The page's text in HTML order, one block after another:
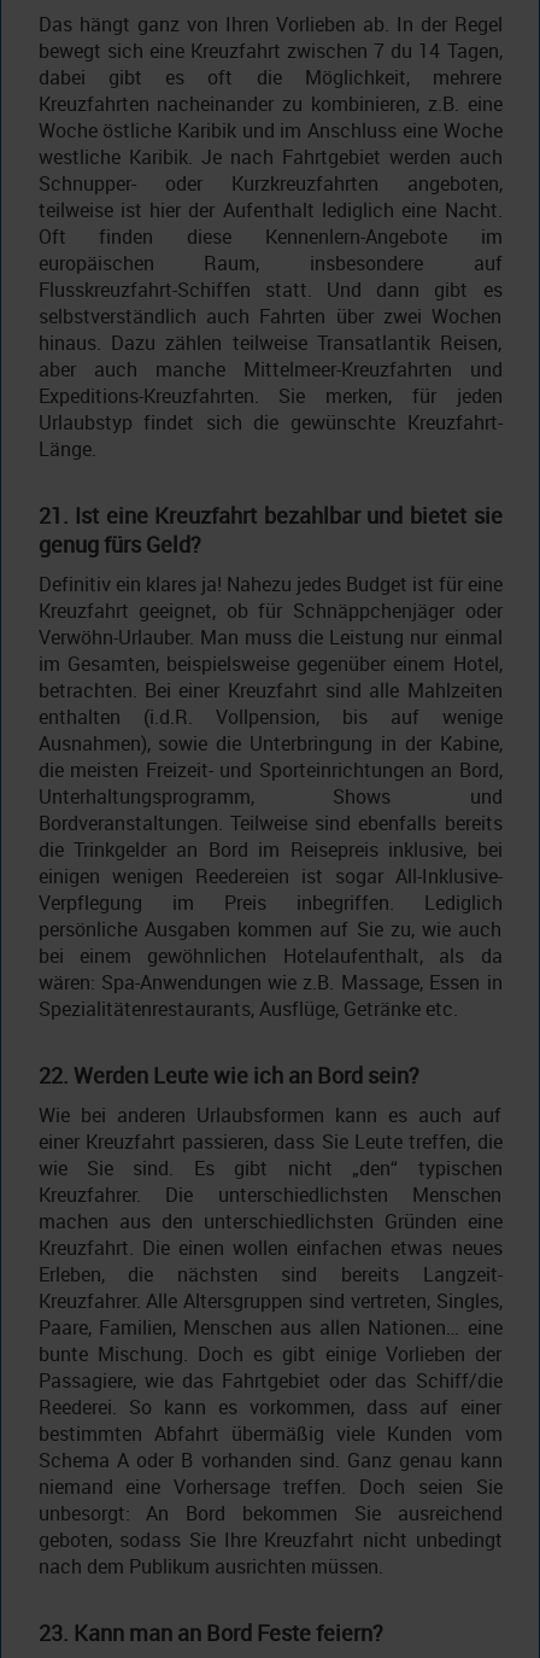
Das hängt ganz von Ihren Vorlieben ab. In der Regel
bewegt sich eine Kreuzfahrt zwischen 7 du 14 Tagen,
dabei gibt es oft die Möglichkeit, mehrere
Kreuzfahrten nacheinander zu kombinieren, z.B. eine
Woche östliche Karibik und im Anschluss eine Woche
westliche Karibik. Je nach Fahrtgebiet werden auch
Schnupper- oder Kurzkreuzfahrten angeboten,
teilweise ist hier der Aufenthalt lediglich eine Nacht.
Oft finden diese Kennenlern-Angebote im
europäischen Raum, insbesondere auf
Flusskreuzfahrt-Schiffen statt. Und dann gibt es
selbstverständlich auch Fahrten über zwei Wochen
hinaus. Dazu zählen teilweise Transatlantik Reisen,
aber auch manche Mittelmeer-Kreuzfahrten und
Expeditions-Kreuzfahrten. Sie merken, für jeden
Urlaubstyp findet sich die gewünschte Kreuzfahrt-
Länge.
21. Ist eine Kreuzfahrt bezahlbar und bietet sie
genug fürs Geld?
Definitiv ein klares ja! Nahezu jedes Budget ist für eine
Kreuzfahrt geeignet, ob für Schnäppchenjäger oder
Verwöhn-Urlauber. Man muss die Leistung nur einmal
im Gesamten, beispielsweise gegenüber einem Hotel,
betrachten. Bei einer Kreuzfahrt sind alle Mahlzeiten
enthalten (i.d.R. Vollpension, bis auf wenige
Ausnahmen), sowie die Unterbringung in der Kabine,
die meisten Freizeit- und Sporteinrichtungen an Bord,
Unterhaltungsprogramm, Shows und
Bordveranstaltungen. Teilweise sind ebenfalls bereits
die Trinkgelder an Bord im Reisepreis inklusive, bei
einigen wenigen Reedereien ist sogar All-Inklusive-
Verpflegung im Preis inbegriffen. Lediglich
persönliche Ausgaben kommen auf Sie zu, wie auch
bei einem gewöhnlichen Hotelaufenthalt, als da
wären: Spa-Anwendungen wie z.B. Massage, Essen in
Spezialitätenrestaurants, Ausflüge, Getränke etc.
22. Werden Leute wie ich an Bord sein?
Wie bei anderen Urlaubsformen kann es auch auf
einer Kreuzfahrt passieren, dass Sie Leute treffen, die
wie Sie sind. Es gibt nicht „den“ typischen
Kreuzfahrer. Die unterschiedlichsten Menschen
machen aus den unterschiedlichsten Gründen eine
Kreuzfahrt. Die einen wollen einfachen etwas neues
Erleben, die nächsten sind bereits Langzeit-
Kreuzfahrer. Alle Altersgruppen sind vertreten, Singles,
Paare, Familien, Menschen aus allen Nationen… eine
bunte Mischung. Doch es gibt einige Vorlieben der
Passagiere, wie das Fahrtgebiet oder das Schiff/die
Reederei. So kann es vorkommen, dass auf einer
bestimmten Abfahrt übermäßig viele Kunden vom
Schema A oder B vorhanden sind. Ganz genau kann
niemand eine Vorhersage treffen. Doch seien Sie
unbesorgt: An Bord bekommen Sie ausreichend
geboten, sodass Sie Ihre Kreuzfahrt nicht unbedingt
nach dem Publikum ausrichten müssen.
23. Kann man an Bord Feste feiern?